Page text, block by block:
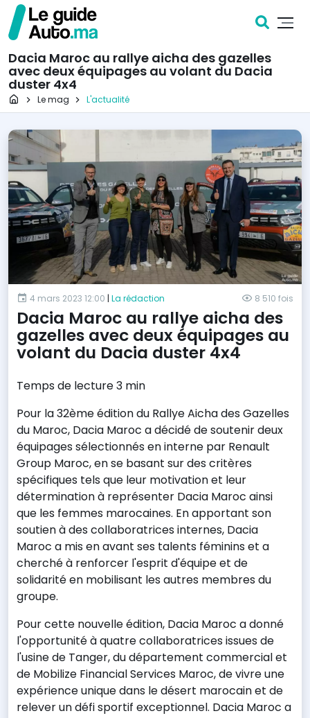
Dacia Maroc au rallye aicha des gazelles
avec deux équipages au volant du Dacia
duster 4x4
Page d'accueil
Le mag L'actualité
4 mars 2023 12:00 | La rédaction 8 510 fois
Dacia Maroc au rallye aicha des
gazelles avec deux équipages au
volant du Dacia duster 4x4
Temps de lecture 3 min
Pour la 32ème édition du Rallye Aicha des Gazelles
du Maroc, Dacia Maroc a décidé de soutenir deux
équipages sélectionnés en interne par Renault
Group Maroc, en se basant sur des critères
spécifiques tels que leur motivation et leur
détermination à représenter Dacia Maroc ainsi
que les femmes marocaines. En apportant son
soutien à des collaboratrices internes, Dacia
Maroc a mis en avant ses talents féminins et a
cherché à renforcer l'esprit d'équipe et de
solidarité en mobilisant les autres membres du
groupe.
Pour cette nouvelle édition, Dacia Maroc a donné
l'opportunité à quatre collaboratrices issues de
l'usine de Tanger, du département commercial et
de Mobilize Financial Services Maroc, de vivre une
expérience unique dans le désert marocain et de
relever un défi sportif exceptionnel. Dacia Maroc a